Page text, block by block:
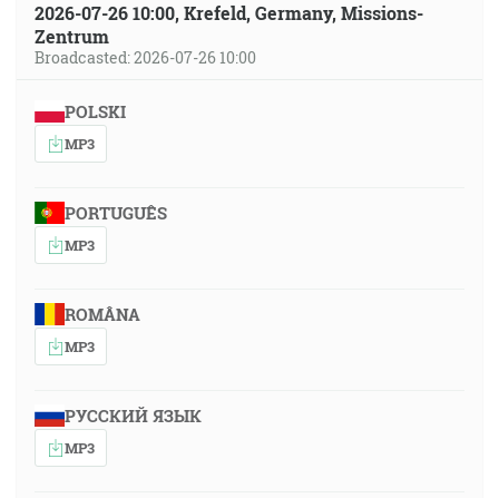
2026-07-26 10:00, Krefeld, Germany, Missions-
Zentrum
Broadcasted: 2026-07-26 10:00
POLSKI
MP3
PORTUGUÊS
MP3
ROMÂNA
MP3
РУССКИЙ ЯЗЫК
MP3